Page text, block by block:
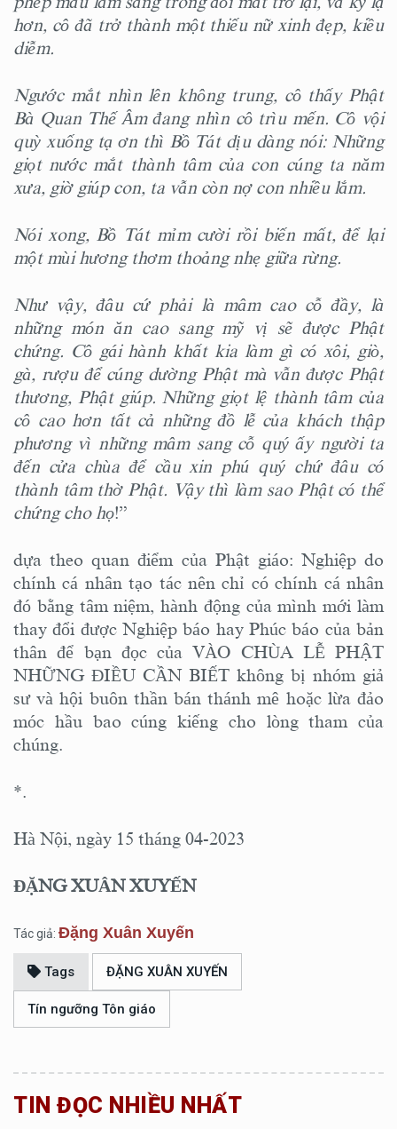
hơn, cô đã trở thành một thiếu nữ xinh đẹp, kiều
diễm.
Ngước mắt nhìn lên không trung, cô thấy Phật
Bà Quan Thế Âm đang nhìn cô trìu mến. Cô vội
quỳ xuống tạ ơn thì Bồ Tát dịu dàng nói: Những
giọt nước mắt thành tâm của con cúng ta năm
xưa, giờ giúp con, ta vẫn còn nợ con nhiều lắm.
Nói xong, Bồ Tát mỉm cười rồi biến mất, để lại
một mùi hương thơm thoảng nhẹ giữa rừng.
Như vậy, đâu cứ phải là mâm cao cỗ đầy, là
những món ăn cao sang mỹ vị sẽ được Phật
chứng. Cô gái hành khất kia làm gì có xôi, giò,
gà, rượu để cúng dường Phật mà vẫn được Phật
thương, Phật giúp. Những giọt lệ thành tâm của
cô cao hơn tất cả những đồ lễ của khách thập
phương vì những mâm sang cỗ quý ấy người ta
đến cửa chùa để cầu xin phú quý chứ đâu có
thành tâm thờ Phật. Vậy thì làm sao Phật có thể
chứng cho họ!”
dựa theo quan điểm của Phật giáo: Nghiệp do
chính cá nhân tạo tác nên chỉ có chính cá nhân
đó bằng tâm niệm, hành động của mình mới làm
thay đổi được Nghiệp báo hay Phúc báo của bản
thân để bạn đọc của VÀO CHÙA LỄ PHẬT
NHỮNG ĐIỀU CẦN BIẾT không bị nhóm giả
sư và hội buôn thần bán thánh mê hoặc lừa đảo
móc hầu bao cúng kiếng cho lòng tham của
chúng.
*.
Hà Nội, ngày 15 tháng 04-2023
ĐẶNG XUÂN XUYẾN
Tác giả: Đặng Xuân Xuyến
Tags ĐẶNG XUÂN XUYẾN
Tín ngưỡng Tôn giáo
TIN ĐỌC NHIỀU NHẤT